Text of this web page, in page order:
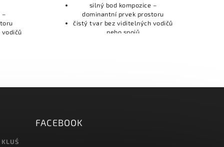
–
silný bod kompozice –
dominantní prvek prostoru
čistý tvar bez viditelných vodičů
nebo spojů
FACEBOOK